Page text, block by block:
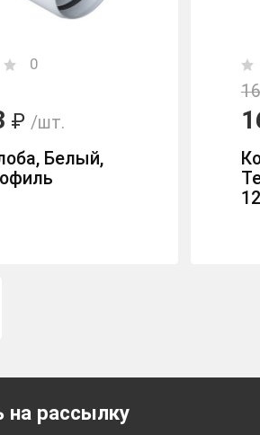
0
₽ /шт.
Белый,
на рассылку